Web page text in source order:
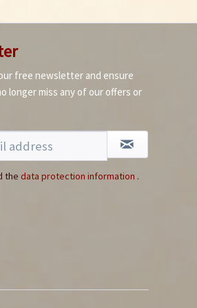
free newsletter and ensure
longer miss any of our offers or
the data protection information .